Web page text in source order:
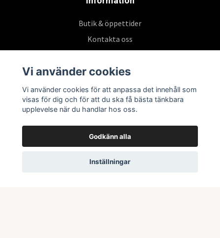
Butik & öppettider
Kontakta oss
Prenumerera på vårt nyhetsbrev
Vi använder cookies
Vi använder cookies för att anpassa det innehåll som
visas för dig och för att du ska få bästa tänkbara
upplevelse när du handlar hos oss.
Godkänn alla
Inställningar